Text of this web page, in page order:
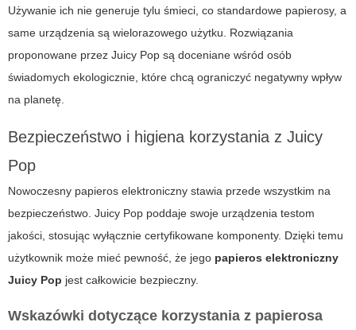
Używanie ich nie generuje tylu śmieci, co standardowe papierosy, a
same urządzenia są wielorazowego użytku. Rozwiązania
proponowane przez Juicy Pop są doceniane wśród osób
świadomych ekologicznie, które chcą ograniczyć negatywny wpływ
na planetę.
Bezpieczeństwo i higiena korzystania z Juicy
Pop
Nowoczesny papieros elektroniczny stawia przede wszystkim na
bezpieczeństwo. Juicy Pop poddaje swoje urządzenia testom
jakości, stosując wyłącznie certyfikowane komponenty. Dzięki temu
użytkownik może mieć pewność, że jego papieros elektroniczny
Juicy Pop jest całkowicie bezpieczny.
Wskazówki dotyczące korzystania z papierosa